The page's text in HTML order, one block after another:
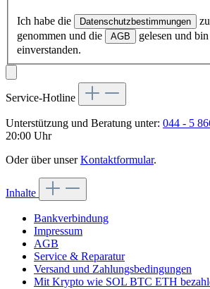
Ich habe die Datenschutzbestimmungen
genommen und die
AGB
gelesen und
einverstanden.
Service-Hotline
Unterstützung und Beratung unter: 044 - 5
20:00 Uhr
Oder über unserKontaktformular.
Inhalte
Bankverbindung
Impressum
AGB
Service & Reparatur
Versand und Zahlungsbedingungen
Mit Krypto wie SOL BTC ETH